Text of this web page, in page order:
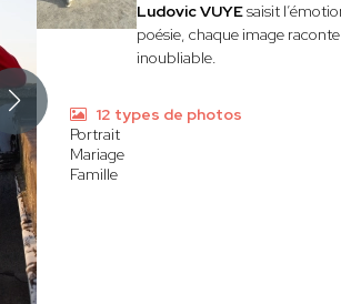
Ludovic VUYEsaisit
poésie, chaque image
inoubliable.
12 types de photos
Portrait
Mariage
Famille